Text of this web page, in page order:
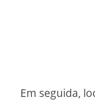
Em seguida,